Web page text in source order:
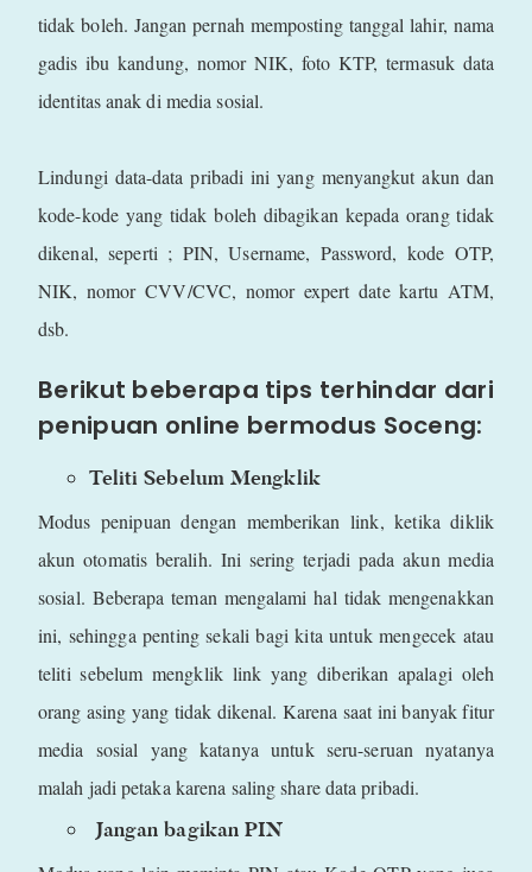
tidak boleh. Jangan pernah memposting tanggal lahir, nama
gadis ibu kandung, nomor NIK, foto KTP, termasuk data
identitas anak di media sosial.
Lindungi data-data pribadi ini yang menyangkut akun dan
kode-kode yang tidak boleh dibagikan kepada orang tidak
dikenal, seperti ; PIN, Username, Password, kode OTP,
NIK, nomor CVV/CVC, nomor expert date kartu ATM,
dsb.
Berikut beberapa tips terhindar dari
penipuan online bermodus Soceng:
Teliti Sebelum Mengklik
Modus penipuan dengan memberikan link, ketika diklik
akun otomatis beralih. Ini sering terjadi pada akun media
sosial. Beberapa teman mengalami hal tidak mengenakkan
ini, sehingga penting sekali bagi kita untuk mengecek atau
teliti sebelum mengklik link yang diberikan apalagi oleh
orang asing yang tidak dikenal. Karena saat ini banyak fitur
media sosial yang katanya untuk seru-seruan nyatanya
malah jadi petaka karena saling share data pribadi.
Jangan bagikan PIN